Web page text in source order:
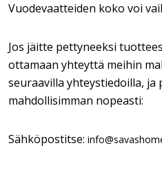
Vuodevaatteiden koko voi
Jos jäitte pettyneeksi
ottamaan yhteyttä meihin
seuraavilla yhteystiedoilla,
mahdollisimman nopeasti:
Sähköpostitse: